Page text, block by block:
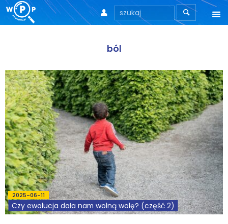

Motto
Aktualności
Teksty
Wprowadzenie
Artykuły
Krytyka teorii ID
 
ból
2025-06-11
Czy ewolucja dała nam wolną wolę? (część 2)